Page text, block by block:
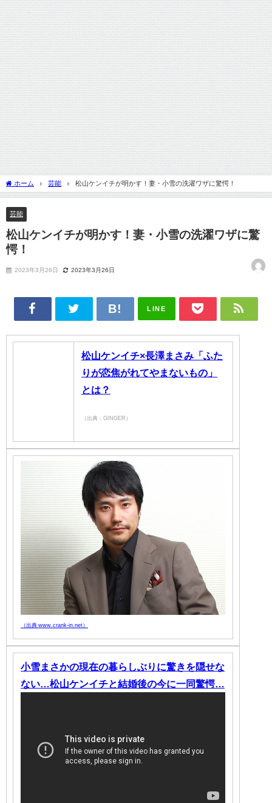
ホーム 芸能 松山ケンイチが明かす！妻・小雪の洗濯ワザに驚愕！
芸能
松山ケンイチが明かす！妻・小雪の洗濯ワザに驚
愕！
2023年3月26日 2023年3月26日
LINE
松山ケンイチ×長澤まさみ「ふた
りが恋焦がれてやまないもの」
とは？
（出典：GINGER）
（出典 www.crank-in.net）
小雪まさかの現在の暮らしぶりに驚きを隠せな
ない…松山ケンイチと結婚後の今に一同驚愕…